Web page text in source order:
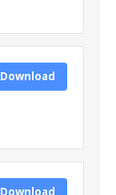
Download
Download